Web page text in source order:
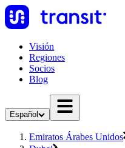
Visión
Regiones
Socios
Blog
Español
Emiratos Árabes Unidos